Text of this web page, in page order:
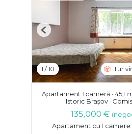
1 /10 Tur
Previous
Apartament 1 cameră · 45,1
Istoric Brașov ·
135,000 €
Apartament cu 1